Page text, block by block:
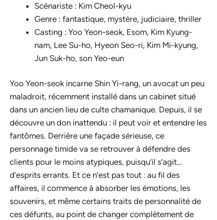
Scénariste : Kim Cheol-kyu
Genre : fantastique, mystère, judiciaire, thriller
Casting : Yoo Yeon-seok, Esom, Kim Kyung-
nam, Lee Su-ho, Hyeon Seo-ri, Kim Mi-kyung,
Jun Suk-ho, son Yeo-eun
Yoo Yeon-seok incarne Shin Yi-rang, un avocat un peu
maladroit, récemment installé dans un cabinet situé
dans un ancien lieu de culte chamanique. Depuis, il se
découvre un don inattendu : il peut voir et entendre les
fantômes. Derrière une façade sérieuse, ce
personnage timide va se retrouver à défendre des
clients pour le moins atypiques, puisqu’il s’agit…
d’esprits errants. Et ce n’est pas tout : au fil des
affaires, il commence à absorber les émotions, les
souvenirs, et même certains traits de personnalité de
ces défunts, au point de changer complètement de